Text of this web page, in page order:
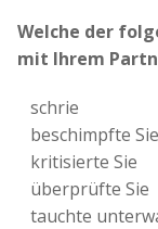
Welche der
mit Ihrem
schrie
beschimpfte Sie
kritisierte Sie
überprüfte Sie
tauchte